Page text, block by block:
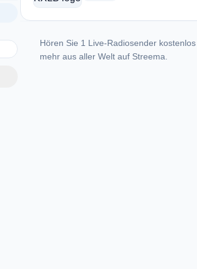
Hören Sie 1 Live-Radiosender
mehr aus aller Welt auf Streema.